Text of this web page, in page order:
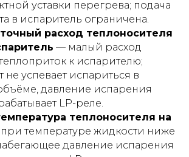
уставки перегрева; подача
в испаритель ограничена.
расход теплоносителя
— малый расход
к испарителю;
не успевает испариться в
давление испарения
LP-реле.
теплоносителя на
температуре жидкости ниже
давление испарения